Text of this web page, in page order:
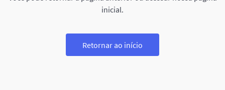
inicial.
Retornar ao início